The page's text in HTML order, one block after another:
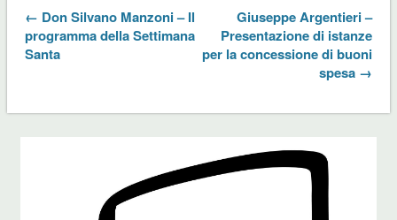
← Don Silvano Manzoni – Il
programma della Settimana
Santa
Giuseppe Argentieri –
Presentazione di istanze
per la concessione di buoni
spesa →